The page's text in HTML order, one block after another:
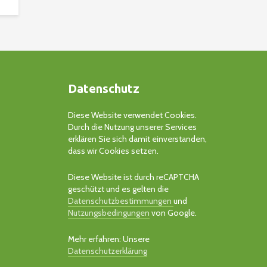
Datenschutz
Diese Website verwendet Cookies.
Durch die Nutzung unserer Services
erklären Sie sich damit einverstanden,
dass wir Cookies setzen.
Diese Website ist durch reCAPTCHA
geschützt und es gelten die
Datenschutzbestimmungen und
Nutzungsbedingungen von Google.
Mehr erfahren: Unsere
Datenschutzerklärung